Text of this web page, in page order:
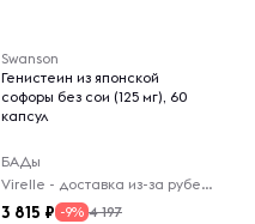
Swanson
Генистеин из японской
софоры без сои (125 мг), 60
капсул
БАДы
Virelle - доставка из-за рубежа
3 815 -9% 4 197